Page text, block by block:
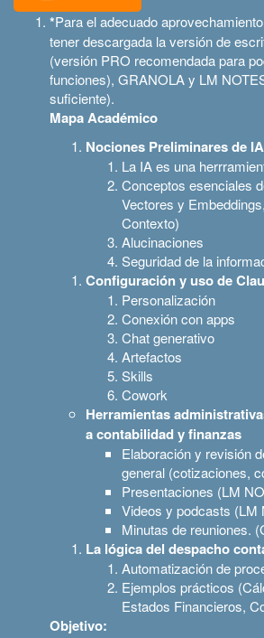
*Para el adecuado
tener descargada la versión de
(versión PRO recomendada para
funciones), GRANOLA y LM
suficiente).
Mapa Académico
Nociones Preliminares de
La IA es una
Conceptos esenciales
Vectores y
Contexto)
Alucinaciones
Seguridad de la
Configuración y uso de
Personalización
Conexión con apps
Chat generativo
Artefactos
Skills
Cowork
Herramientas
a contabilidad y finanzas
Elaboración y revisión
general (cotizaciones,
Presentaciones (LM
Videos y podcasts (LM
Minutas de reuniones.
La lógica del despacho
Automatización de
Ejemplos prácticos
Estados Financieros,
Objetivo: